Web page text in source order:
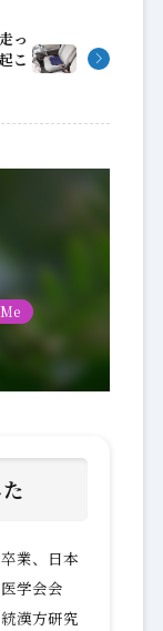
っ
こ
業、日本
学会会
漢方研究